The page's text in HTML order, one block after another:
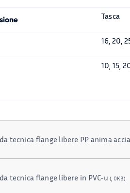
Tasca
16, 20,
10, 15,
tecnica flange libere PP anima
tecnica flange libere in PVC-u(, 0KB)